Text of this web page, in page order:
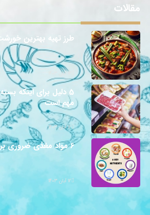
مقالات
طرز تهیه بهترین
12 آبان 1403
5 دلیل برای اینکه
مهم است
12 آبان 1403
6 مواد مغذی ضروری برای بدن چیست؟
12 آبان 1403